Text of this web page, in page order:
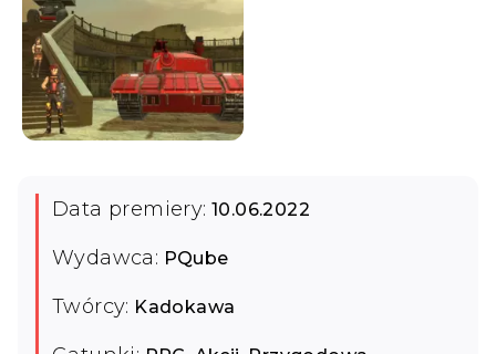
Data premiery: 10.06.2022
Wydawca: PQube
Twórcy: Kadokawa